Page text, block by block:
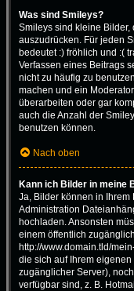
Was sind Smileys?
Smileys sind kleine Bilder,
auszudrücken. Für jeden
bedeutet :) fröhlich und :(
Verfassen eines Beitrags
nicht zu häufig zu
machen und ein
überarbeiten oder gar
auch die Anzahl der
benutzen können.
Nach oben
Kann ich Bilder in meine
Ja, Bilder können in
Administration
hochladen. Ansonsten
einem öffentlich
http://www.domain.tld/
die sich auf Ihrem
zugänglicher Server),
verfügbar sind, z. B.